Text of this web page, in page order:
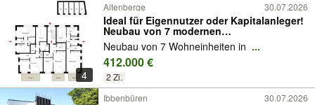
4
Altenberge 30.07.2026
Ideal für Eigennutzer oder Kapitalanleger!
Neubau von 7 modernen
Eigentumswohnungen in Altenberge
Neubau von 7 Wohneinheiten in ...
412.000 €
2 Zi.
Ibbenbüren 30.07.2026